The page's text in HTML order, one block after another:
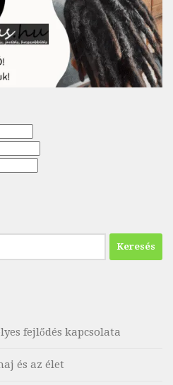
fejlődés kapcsolata
és az élet